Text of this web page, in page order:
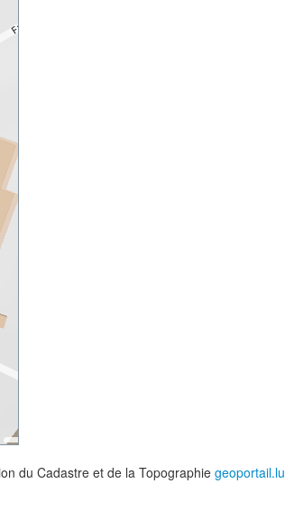
du Cadastre et de la Topographiegeoportail.lu